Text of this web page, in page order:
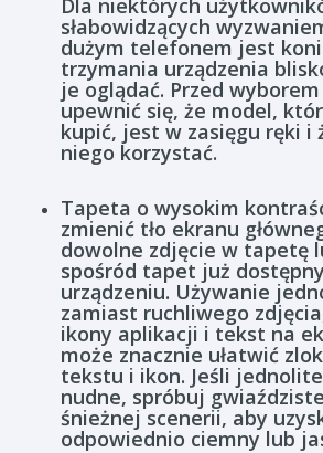
Dla niektórych
słabowidzących
dużym telefonem jest
trzymania urządzenia
je oglądać. Przed
upewnić się, że model,
kupić, jest w zasięgu ręki i
niego korzystać.
Tapeta o wysokim
zmienić tło ekranu
dowolne zdjęcie w tapetę
spośród tapet już
urządzeniu. Używanie
zamiast ruchliwego
ikony aplikacji i tekst na
może znacznie ułatwić
tekstu i ikon. Jeśli
nudne, spróbuj
śnieżnej scenerii, aby
odpowiednio ciemny lub